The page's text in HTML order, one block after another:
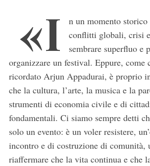
«I
n un momento
conflitti globali, crisi
sembrare superfluo e
organizzare un festival. Eppure, come
ricordato Arjun Appadurai, è proprio
che la cultura, l’arte, la musica e la
strumenti di economia civile e di
fondamentali. Ci siamo sempre detti
solo un evento: è un voler resistere,
incontro e di costruzione di comunità,
riaffermare che la vita continua e che